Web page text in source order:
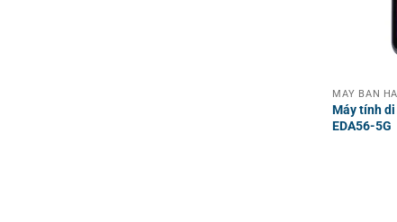
MÁY BÁN
Máy tính di
EDA56-5G